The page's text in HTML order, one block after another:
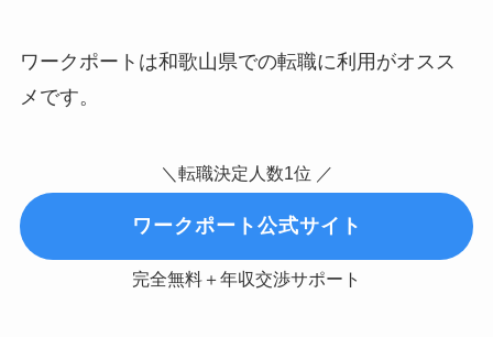
ワークポートは和歌山県での転職に利用がオスス
メです。
＼転職決定人数1位 ／
ワークポート公式サイト
完全無料＋年収交渉サポート